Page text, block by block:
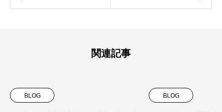
関連記事
BLOG BLOG